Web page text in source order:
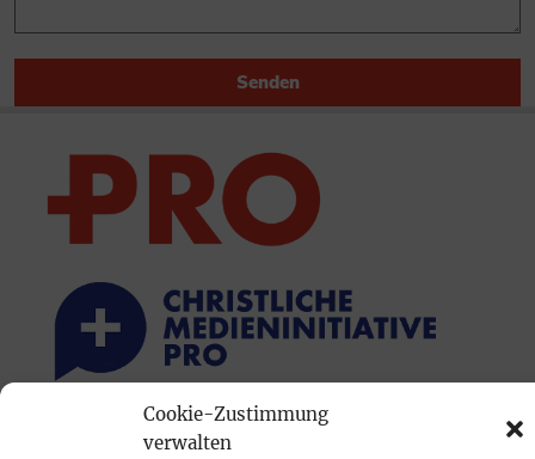
Cookie-Zustimmung
verwalten
Senden
PRINTAUSGABE